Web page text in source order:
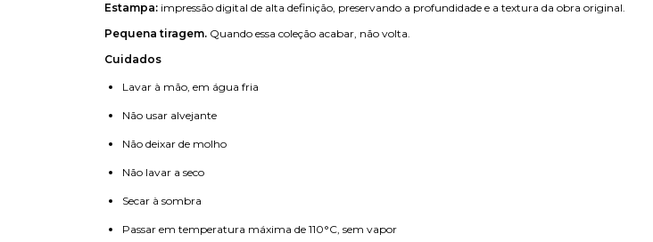
Estampa: impressão digital de alta definição, preservando a profundidade e a textura da obra original.
Pequena tiragem. Quando essa coleção acabar, não volta.
Cuidados
Lavar à mão, em água fria
Não usar alvejante
Não deixar de molho
Não lavar a seco
Secar à sombra
Passar em temperatura máxima de 110°C, sem vapor